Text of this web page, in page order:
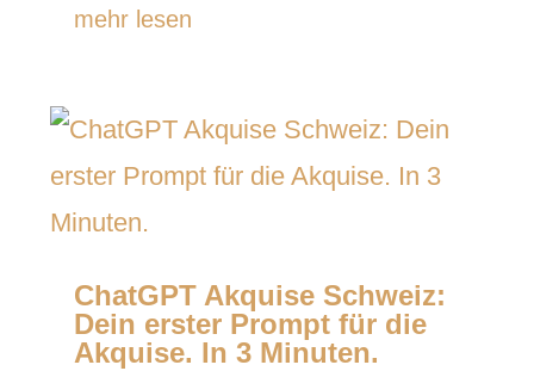
mehr lesen
ChatGPT Akquise Schweiz:
Dein erster Prompt für die
Akquise. In 3 Minuten.